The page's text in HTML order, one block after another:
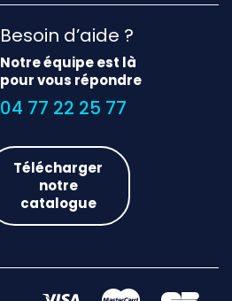
Besoin d’aide ?
Notre équipe est là
pour vous répondre
04 77 22 25 77
Télécharger
notre
catalogue